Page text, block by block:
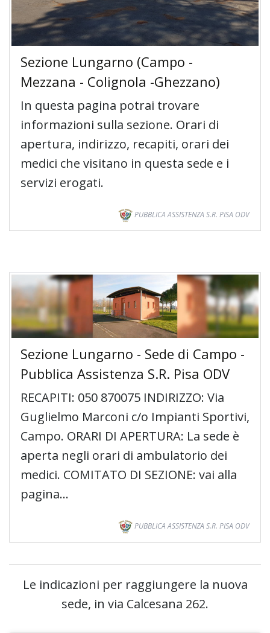
Sezione Lungarno (Campo -
Mezzana - Colignola -Ghezzano)
In questa pagina potrai trovare
informazioni sulla sezione. Orari di
apertura, indirizzo, recapiti, orari dei
medici che visitano in questa sede e i
servizi erogati.
PUBBLICA ASSISTENZA S.R. PISA ODV
Sezione Lungarno - Sede di Campo -
Pubblica Assistenza S.R. Pisa ODV
RECAPITI: 050 870075 INDIRIZZO: Via
Guglielmo Marconi c/o Impianti Sportivi,
Campo. ORARI DI APERTURA: La sede è
aperta negli orari di ambulatorio dei
medici. COMITATO DI SEZIONE: vai alla
pagina…
PUBBLICA ASSISTENZA S.R. PISA ODV
Le indicazioni per raggiungere la nuova
sede, in via Calcesana 262.